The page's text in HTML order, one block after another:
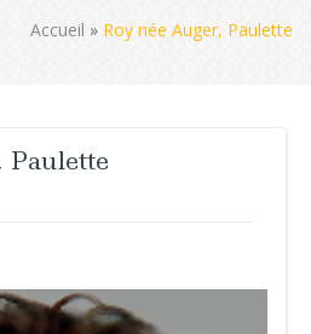
Accueil » Roy née Auger, Paulette
Paulette